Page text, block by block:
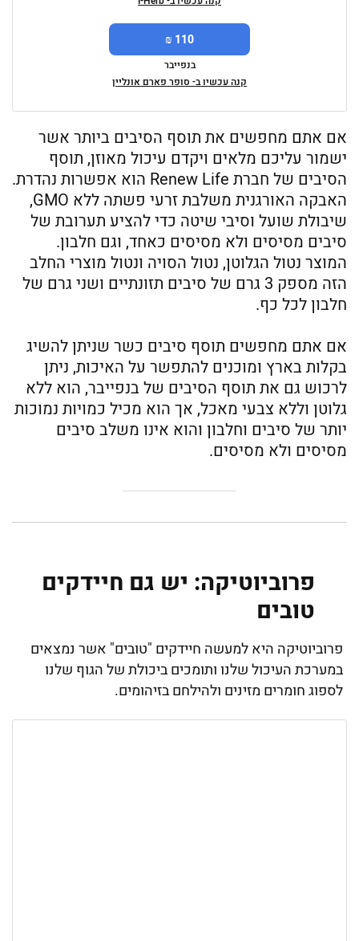
110 ₪
בנפייבר
קנה עכשיו ב- סופר פארם אונליין
אם אתם מחפשים את תוסף הסיבים ביותר אשר
ישמור עליכם מלאים ויקדם עיכול מאוזן, תוסף
הסיבים של חברת Renew Life הוא אפשרות נהדרת.
האבקה האורגנית משלבת זרעי פשתה ללא GMO,
שיבולת שועל וסיבי שיטה כדי להציע תערובת של
סיבים מסיסים ולא מסיסים כאחד, וגם חלבון.
המוצר נטול הגלוטן, נטול הסויה ונטול מוצרי החלב
הזה מספק 3 גרם של סיבים תזונתיים ושני גרם של
חלבון לכל כף.
אם אתם מחפשים תוסף סיבים כשר שניתן להשיג
בקלות בארץ ומוכנים להתפשר על האיכות, ניתן
לרכוש גם את תוסף הסיבים של בנפייבר, הוא ללא
גלוטן וללא צבעי מאכל, אך הוא מכיל כמויות נמוכות
יותר של סיבים וחלבון והוא אינו משלב סיבים
מסיסים ולא מסיסים.
פרוביוטיקה: יש גם חיידקים
טובים
פרוביוטיקה היא למעשה חיידקים "טובים" אשר נמצאים
במערכת העיכול שלנו ותומכים ביכולת של הגוף שלנו
לספוג חומרים מזינים ולהילחם בזיהומים.